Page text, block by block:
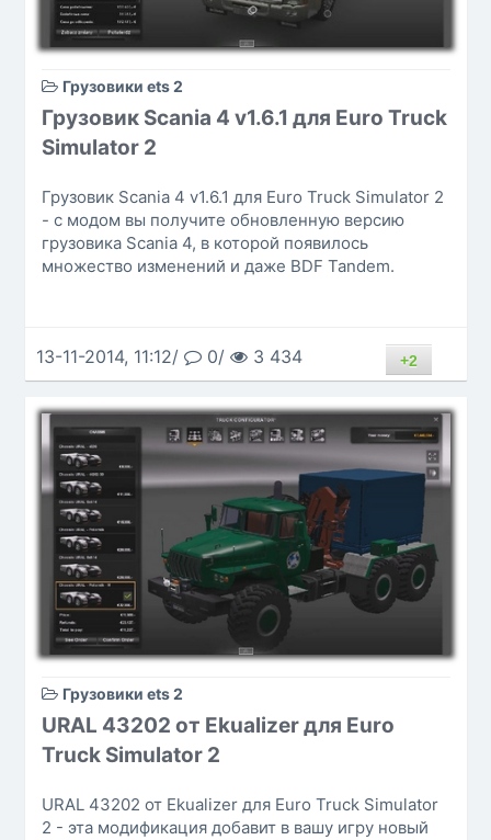
Грузовики ets 2
Грузовик Scania 4 v1.6.1 для Euro Truck
Simulator 2
Грузовик Scania 4 v1.6.1 для Euro Truck Simulator 2
- с модом вы получите обновленную версию
грузовика Scania 4, в которой появилось
множество изменений и даже BDF Tandem.
13-11-2014, 11:12/ 0/ 3 434 +2
Грузовики ets 2
URAL 43202 от Ekualizer для Euro
Truck Simulator 2
URAL 43202 от Ekualizer для Euro Truck Simulator
2 - эта модификация добавит в вашу игру новый